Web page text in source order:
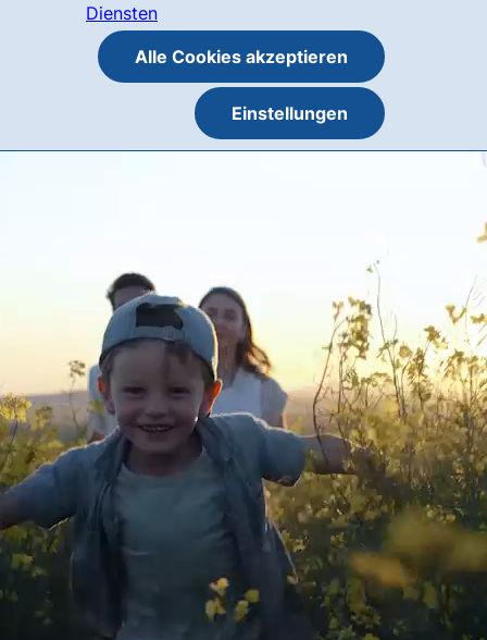
Diensten
Alle Cookies akzeptieren
Einstellungen